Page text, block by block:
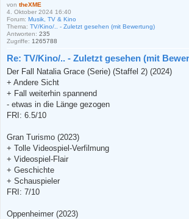
von theXME
4. Oktober 2024 16:40
Forum: Musik, TV & Kino
Thema: TV/Kino/.. - Zuletzt gesehen (mit Bewertung)
Antworten: 235
Zugriffe: 1265788
Re: TV/Kino/.. - Zuletzt gesehen (mit
Der Fall Natalia Grace (Serie) (Staffel 2) (2024)
+ Andere Sicht
+ Fall weiterhin spannend
- etwas in die Länge gezogen
FRI: 6.5/10
Gran Turismo (2023)
+ Tolle Videospiel-Verfilmung
+ Videospiel-Flair
+ Geschichte
+ Schauspieler
FRI: 7/10
Oppenheimer (2023)